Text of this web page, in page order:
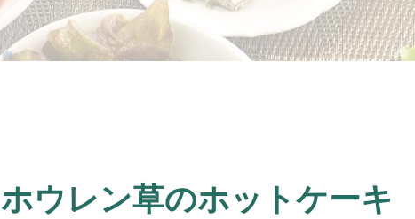
ホウレン草のホットケーキ